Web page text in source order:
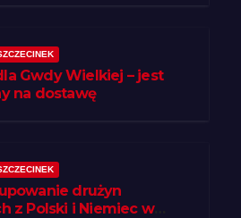
Gwdy Wielkiej – jest
na dostawę
drużyn
z Polski i Niemiec w